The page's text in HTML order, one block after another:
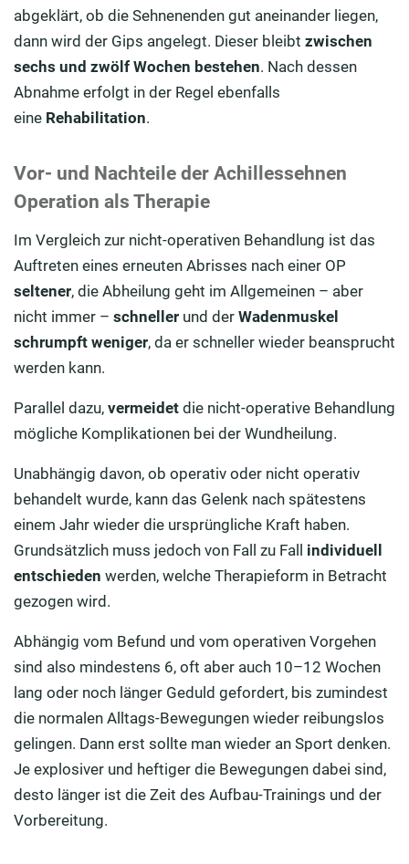
abgeklärt, ob die Sehnenenden gut aneinander liegen,
dann wird der Gips angelegt. Dieser bleibt zwischen
sechs und zwölf Wochen bestehen. Nach dessen
Abnahme erfolgt in der Regel ebenfalls
eine Rehabilitation.
Vor- und Nachteile der Achillessehnen
Operation als Therapie
Im Vergleich zur nicht-operativen Behandlung ist das
Auftreten eines erneuten Abrisses nach einer OP
seltener, die Abheilung geht im Allgemeinen – aber
nicht immer – schneller und der Wadenmuskel
schrumpft weniger, da er schneller wieder beansprucht
werden kann.
Parallel dazu, vermeidet die nicht-operative Behandlung
mögliche Komplikationen bei der Wundheilung.
Unabhängig davon, ob operativ oder nicht operativ
behandelt wurde, kann das Gelenk nach spätestens
einem Jahr wieder die ursprüngliche Kraft haben.
Grundsätzlich muss jedoch von Fall zu Fall individuell
entschieden werden, welche Therapieform in Betracht
gezogen wird.
Abhängig vom Befund und vom operativen Vorgehen
sind also mindestens 6, oft aber auch 10–12 Wochen
lang oder noch länger Geduld gefordert, bis zumindest
die normalen Alltags-Bewegungen wieder reibungslos
gelingen. Dann erst sollte man wieder an Sport denken.
Je explosiver und heftiger die Bewegungen dabei sind,
desto länger ist die Zeit des Aufbau-Trainings und der
Vorbereitung.